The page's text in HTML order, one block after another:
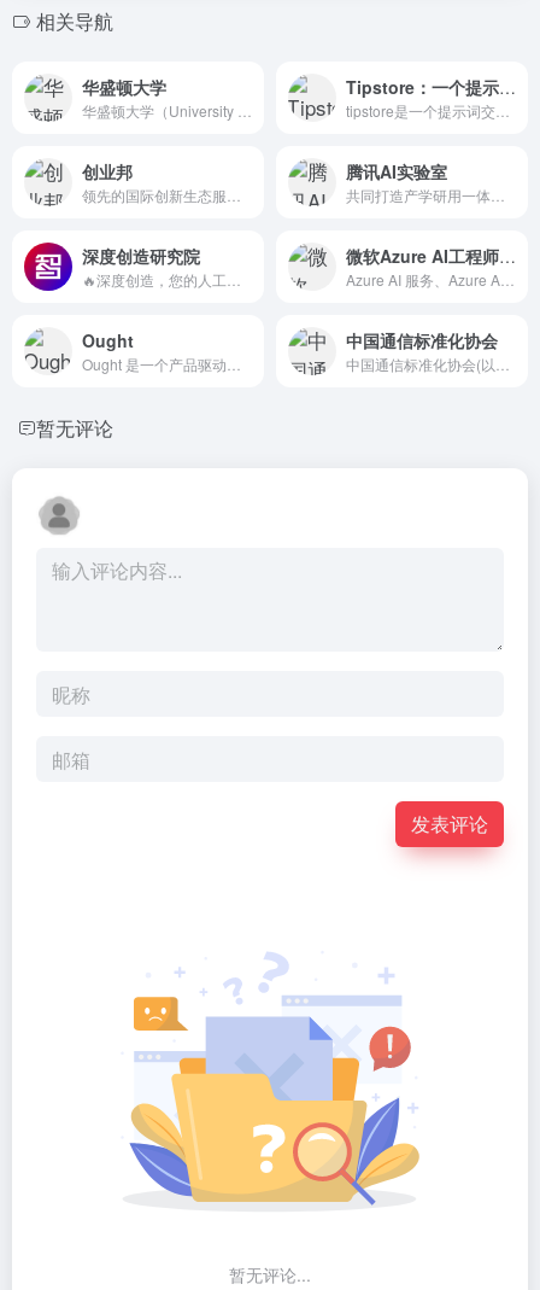
相关导航
华盛顿大学 Tipstore：一个提示词交易平台
创业邦 腾讯AI实验室
深度创造研究院 微软Azure AI工程师认证
Ought 中国通信标准化协会
暂无评论
发表评论
暂无评论...